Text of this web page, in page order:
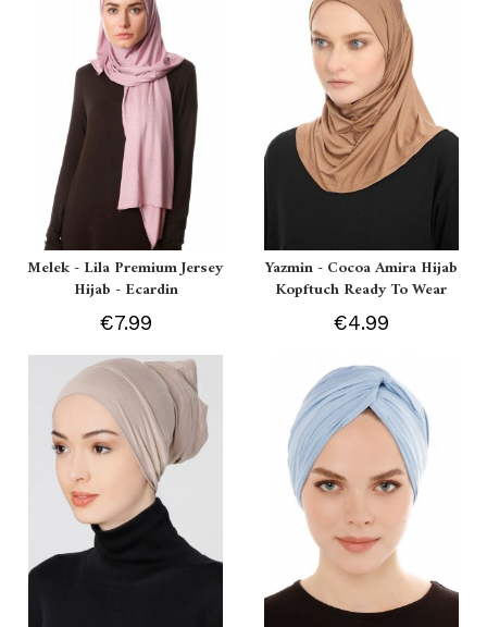
Melek - Lila Premium Jersey
Hijab - Ecardin
€7.99
Yazmin - Cocoa Amira Hijab
Kopftuch Ready To Wear
€4.99